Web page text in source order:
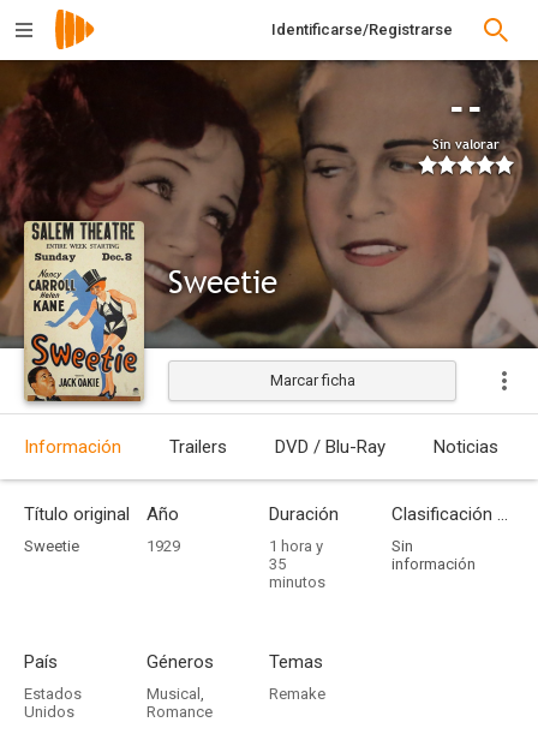
Identificarse/Registrarse
--
Sin valorar
Sweetie
Estrenada
Marcar ficha
Información Trailers DVD / Blu-Ray Noticias
Título original
Sweetie
Año
1929
Duración
1 hora y
35
minutos
Clasificación por edades
Sin
información
País
Estados
Unidos
Géneros
Musical ,
Romance
Temas
Remake